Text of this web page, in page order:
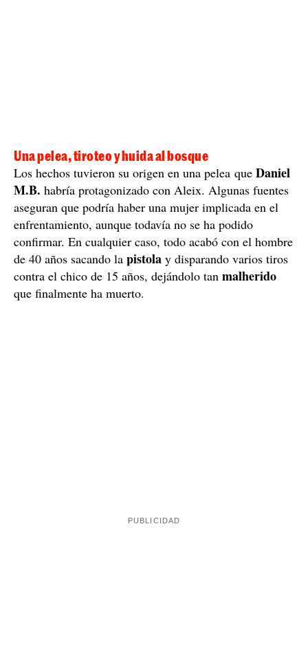
Una pelea, tiroteo y huida al bosque
Los hechos tuvieron su origen en una pelea que Daniel
M.B. habría protagonizado con Aleix. Algunas fuentes
aseguran que podría haber una mujer implicada en el
enfrentamiento, aunque todavía no se ha podido
confirmar. En cualquier caso, todo acabó con el hombre
de 40 años sacando la pistola y disparando varios tiros
contra el chico de 15 años, dejándolo tan malherido
que finalmente ha muerto.